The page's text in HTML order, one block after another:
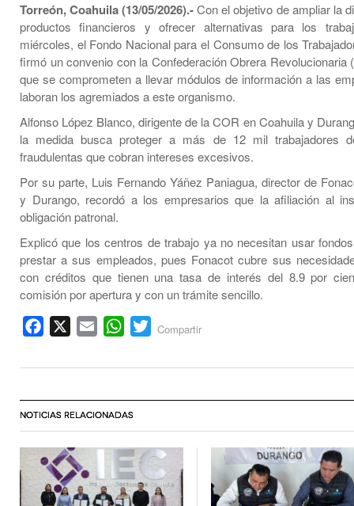
Torreón, Coahuila (13/05/2026).-Con el objetivo de ampliar la
productos financieros y ofrecer alternativas para los
miércoles, el Fondo Nacional para el Consumo de los
firmó un convenio con la Confederación Obrera Revolucionaria
que se comprometen a llevar módulos de información a las
laboran los agremiados a este organismo.
Alfonso López Blanco, dirigente de la COR en Coahuila y
la medida busca proteger a más de 12 mil trabajadores
fraudulentas que cobran intereses excesivos.
Por su parte, Luis Fernando Yáñez Paniagua, director de
y Durango, recordó a los empresarios que la afiliación al
obligación patronal.
Explicó que los centros de trabajo ya no necesitan usar
prestar a sus empleados, pues Fonacot cubre sus
con créditos que tienen una tasa de interés del 8.9 por
comisión por apertura y con un trámite sencillo.
Facebook Email WhatsApp
Twitter
Compartir
NOTICIAS RELACIONADAS